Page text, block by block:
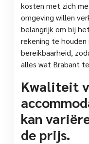
kosten met zich
omgeving willen
belangrijk om bij
rekening te
bereikbaarheid,
alles wat Brabant
Kwaliteit
kan
de prijs.